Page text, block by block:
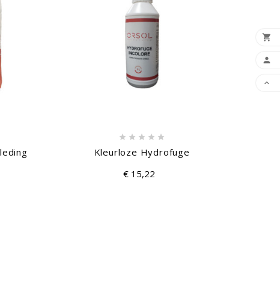
    
Kleurloze Hydrofuge
€ 15,22


